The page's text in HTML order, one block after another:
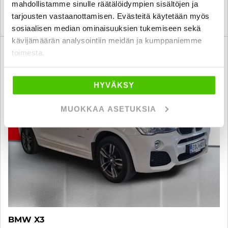
mahdollistamme sinulle räätälöidympien sisältöjen ja
tarjousten vastaanottamisen. Evästeitä käytetään myös
sosiaalisen median ominaisuuksien tukemiseen sekä
kävijämäärän analysointiin meidän ja kumppaniemme
toimesta.
HYVÄKSY
MUOKKAA ASETUKSIA
KATSO TIEDOT WHATSAPP
6 kk korotonta ja kulutonta
BMW X3